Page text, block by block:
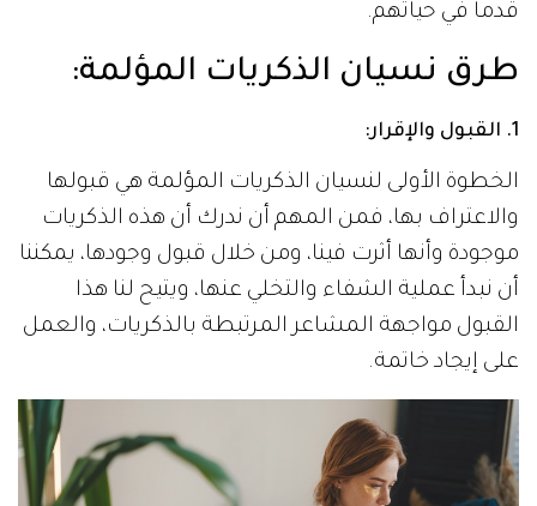
قدماً في حياتهم.
طرق نسيان الذكريات المؤلمة:
1. القبول والإقرار :
الخطوة الأولى لنسيان الذكريات المؤلمة هي قبولها
والاعتراف بها، فمن المهم أن ندرك أن هذه الذكريات
موجودة وأنها أثرت فينا، ومن خلال قبول وجودها، يمكننا
أن نبدأ عملية الشفاء والتخلي عنها، ويتيح لنا هذا
القبول مواجهة المشاعر المرتبطة بالذكريات، والعمل
على إيجاد خاتمة.